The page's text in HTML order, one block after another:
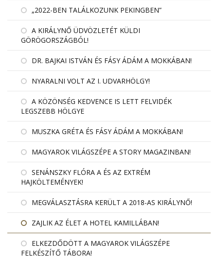
„2022-BEN TALÁLKOZUNK PEKINGBEN”
A KIRÁLYNŐ ÜDVÖZLETÉT KÜLDI
GÖRÖGORSZÁGBÓL!
DR. BAJKAI ISTVÁN ÉS FÁSY ÁDÁM A MOKKÁBAN!
NYARALNI VOLT AZ I. UDVARHÖLGY!
A KÖZÖNSÉG KEDVENCE IS LETT FELVIDÉK
LEGSZEBB HÖLGYE
MUSZKA GRÉTA ÉS FÁSY ÁDÁM A MOKKÁBAN!
MAGYAROK VILÁGSZÉPE A STORY MAGAZINBAN!
SENÁNSZKY FLÓRA A ÉS AZ EXTRÉM
HAJKÖLTEMÉNYEK!
MEGVÁLASZTÁSRA KERÜLT A 2018-AS KIRÁLYNŐ!
ZAJLIK AZ ÉLET A HOTEL KAMILLÁBAN!
ELKEZDŐDÖTT A MAGYAROK VILÁGSZÉPE
FELKÉSZÍTŐ TÁBORA!